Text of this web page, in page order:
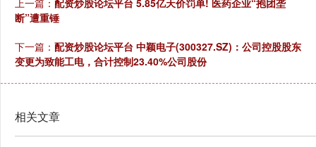
上一篇： 配资炒股论坛平台 5.85亿天价罚单! 医药企业“抱团垄
断”遭重锤
下一篇： 配资炒股论坛平台 中颖电子(300327.SZ)：公司控股股东
变更为致能工电，合计控制23.40%公司股份
相关文章